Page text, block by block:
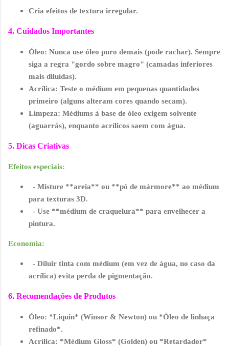
Cria efeitos de textura irregular.
4. Cuidados Importantes
Óleo: Nunca use óleo puro demais (pode rachar). Sempre
siga a regra "gordo sobre magro" (camadas inferiores
mais diluídas).
Acrílica: Teste o médium em pequenas quantidades
primeiro (alguns alteram cores quando secam).
Limpeza: Médiums à base de óleo exigem solvente
(aguarrás), enquanto acrílicos saem com água.
5. Dicas Criativas
Efeitos especiais:
- Misture **areia** ou **pó de mármore** ao médium
para texturas 3D.
- Use **médium de craquelura** para envelhecer a
pintura.
Economia:
- Diluir tinta com médium (em vez de água, no caso da
acrílica) evita perda de pigmentação.
6. Recomendações de Produtos
Óleo: *Liquin* (Winsor & Newton) ou *Óleo de linhaça
refinado*.
Acrílica: *Médium Gloss* (Golden) ou *Retardador*